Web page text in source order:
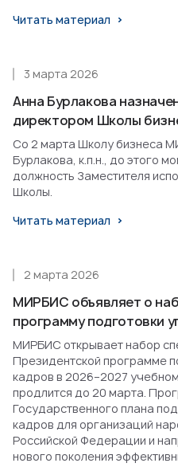
Читать материал
Анна Бурлакова
директором Школы
3 марта 2026
Со 2 марта Школу бизнеса
Бурлакова, к.п.н., до этого
должность Заместителя
Школы.
Читать материал
МИРБИС объявляет о
программу подготовки
2 марта 2026
МИРБИС открывает набор
Президентской программе
кадров в 2026–2027
продлится до 20 марта.
Государственного плана
кадров для организаций
Российской Федерации и
нового поколения